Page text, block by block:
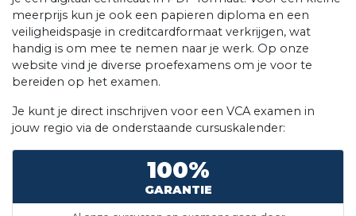
meerprijs kun je ook een papieren diploma en een
veiligheidspasje in creditcardformaat verkrijgen, wat
handig is om mee te nemen naar je werk. Op onze
website vind je diverse proefexamens om je voor te
bereiden op het examen.
Je kunt je direct inschrijven voor een VCA examen in
jouw regio via de onderstaande cursuskalender:
100%
GARANTIE